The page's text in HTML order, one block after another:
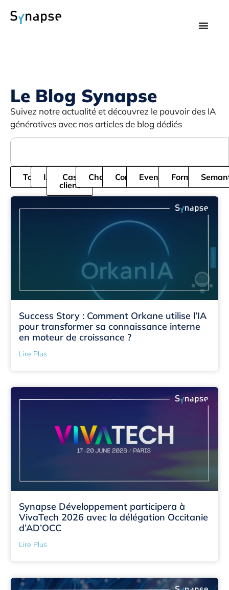
Le Blog Synapse
Suivez notre actualité et découvrez le pouvoir des IA
génératives avec nos articles de blog dédiés
Tous IA
Cas
client
ChatbotCordialEvenementFormation
Success Story : Comment Orkane utilise l’IA
pour transformer sa connaissance interne
en moteur de croissance ?
Lire Plus
Synapse Développement participera à
VivaTech 2026 avec la délégation Occitanie
d’AD’OCC
Lire Plus